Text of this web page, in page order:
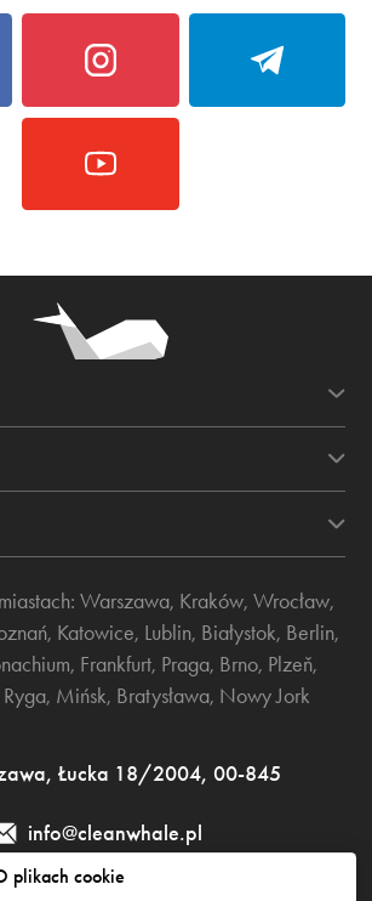
plikach cookie
Warszawa, Kraków, Wrocław,
, Katowice, Lublin, Białystok, Berlin,
, Frankfurt, Praga, Brno, Plzeň,
Ryga, Mińsk, Bratysława, Nowy Jork
Łucka 18/2004, 00-845
info@cleanwhale.pl